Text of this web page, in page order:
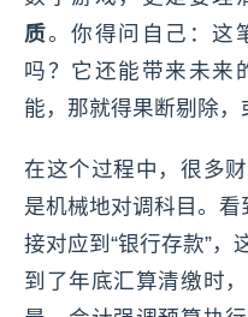
质。你得问自己：这
吗？它还能带来未来
能，那就得果断剔除，
在这个过程中，很多
是机械地对调科目。看
接对应到“银行存款”，
到了年底汇算清缴时